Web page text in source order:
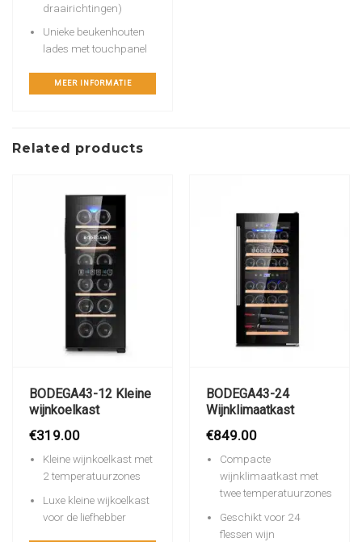
draairichtingen)
Unieke beukenhouten
lades met touchpanel
MEER INFORMATIE
Related products
BODEGA43-12 Kleine
wijnkoelkast
€319.00
Kleine wijnkoelkast met
2 temperatuurzones
Luxe kleine wijkoelkast
voor de liefhebber
BODEGA43-24
Wijnklimaatkast
€849.00
Compacte
wijnklimaatkast met
twee temperatuurzones
Geschikt voor 24
flessen wijn